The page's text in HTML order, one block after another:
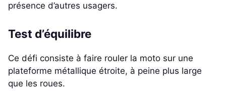
présence d’autres usagers.
Test d’équilibre
Ce défi consiste à faire rouler la moto sur une
plateforme métallique étroite, à peine plus large
que les roues.